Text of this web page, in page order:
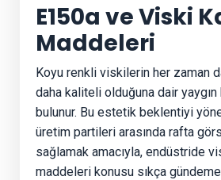
E150a ve Viski
Maddeleri
Koyu renkli viskilerin her zaman
daha kaliteli olduğuna dair yaygın
bulunur. Bu estetik beklentiyi
üretim partileri arasında rafta
sağlamak amacıyla, endüstride
maddeleri konusu sıkça